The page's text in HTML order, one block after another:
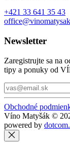
+421 33 641 35 43
Newsletter
Zaregistrujte sa na
tipy a ponuky od
Obchodné
Víno Matyšák ©
powered by